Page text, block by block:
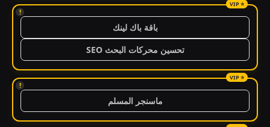
!
باقة باك لينك
تحسين محركات البحث SEO
!
ماسنجر المسلم